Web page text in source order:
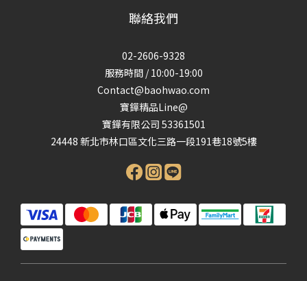
聯絡我們
02-2606-9328
服務時間 / 10:00-19:00
Contact@baohwao.com
寶鏵精品Line@
寶鏵有限公司 53361501
24448 新北市林口區文化三路一段191巷18號5樓